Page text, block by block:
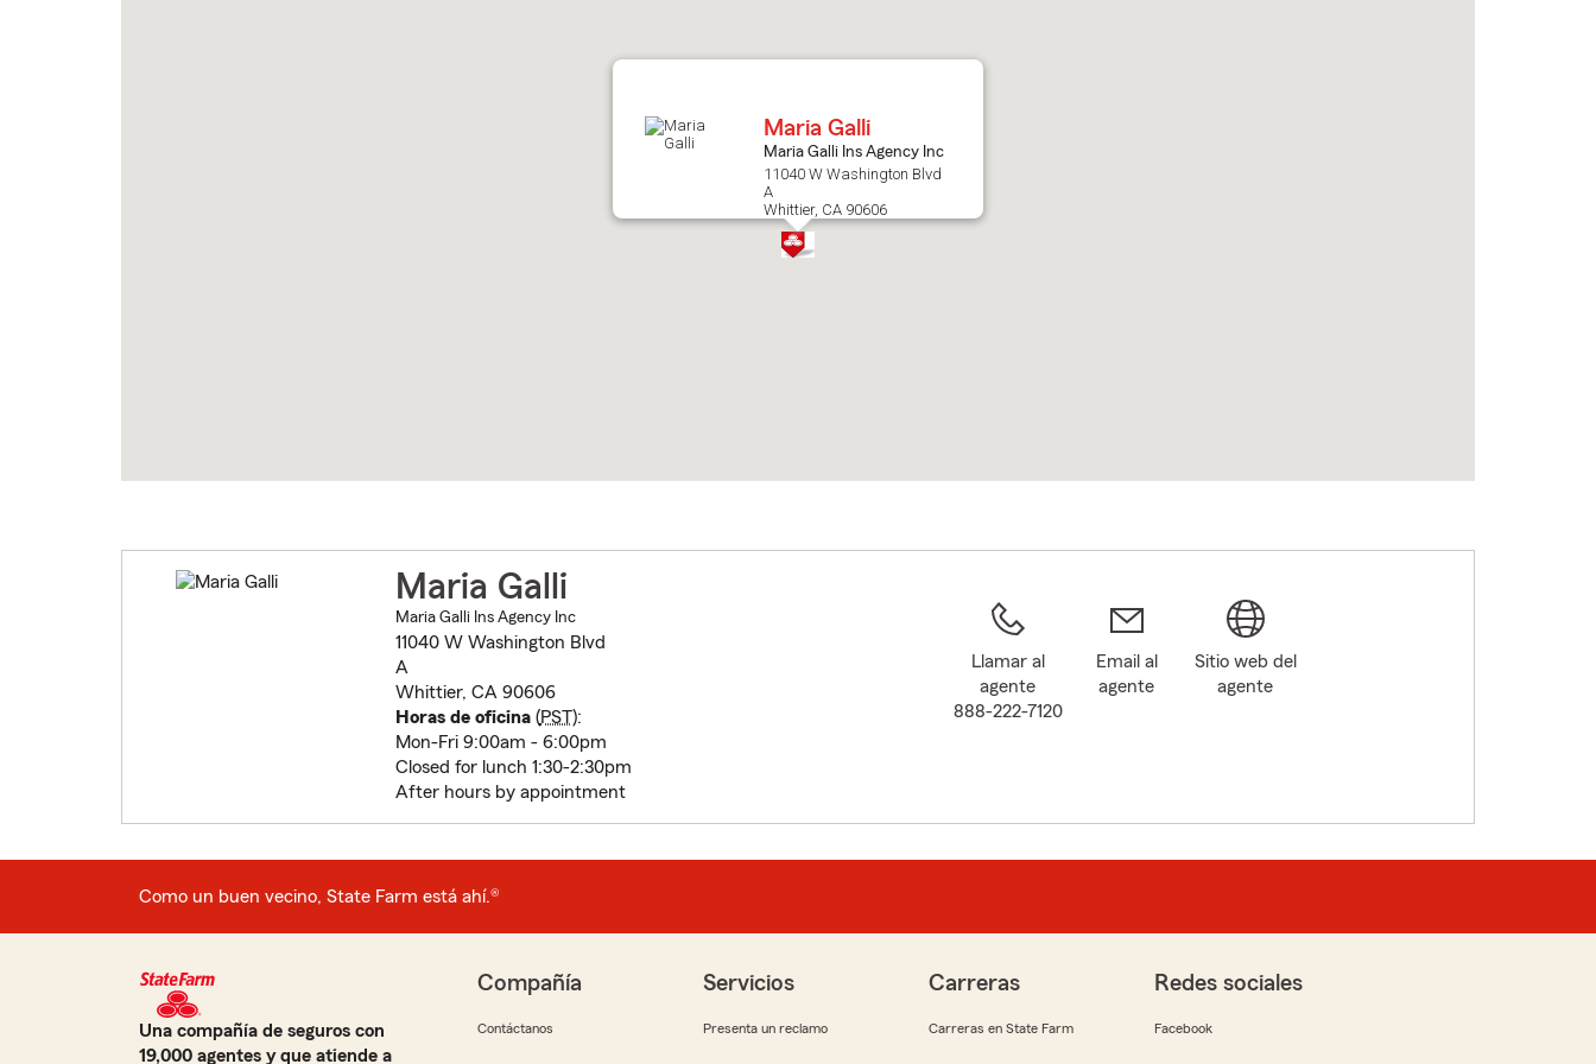
Maria Galli
Maria Galli Ins Agency Inc
11040 W Washington Blvd
A
Whittier, CA 90606
Maria Galli
Maria Galli Ins Agency Inc
11040 W Washington Blvd
A
Whittier, CA 90606
Horas de oficina(PST):
Mon-Fri 9:00am - 6:00pm
Closed for lunch 1:30-2:30pm
After hours by appointment
Llamar al
agente
888-222-7120
Email al
agente
Sitio web del
agente
Como un buen vecino, State Farm está ahí.®
Una compañía de seguros con
19,000 agentes y que atiende a
Compañía
Contáctanos
Servicios
Presenta un reclamo
Carreras
Carreras en State Farm
Redes sociales
Facebook